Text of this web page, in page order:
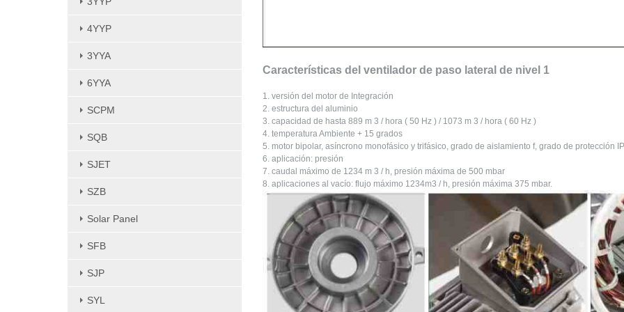
4YYP
3YYA
6YYA
SCPM
SQB
SJET
SZB
Solar Panel
SFB
SJP
SYL
Características del ventilador de paso lateral de nivel 1
1. versión del motor de Integración
2. estructura del aluminio
3. capacidad de hasta 889 m 3 / hora ( 50 Hz ) / 1073 m 3 / hora ( 60 Hz )
4. temperatura Ambiente + 15 grados
5. motor bipolar, asíncrono monofásico y trifásico, grado de aislamiento f, grado de protección
6. aplicación: presión
7. caudal máximo de 1234 m 3 / h, presión máxima de 500 mbar
8. aplicaciones al vacío: flujo máximo 1234m3 / h, presión máxima 375 mbar.